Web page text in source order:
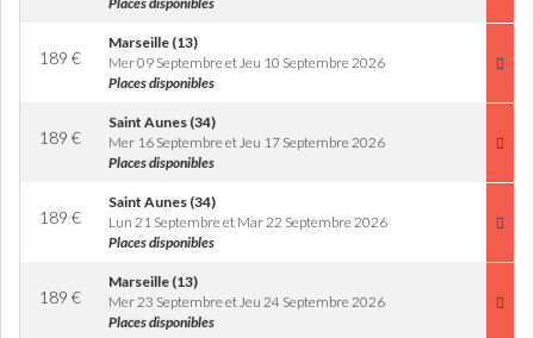
189 €
Marseille (13)
Mer 09 Septembre et Jeu 10 Septembre 2026
Places disponibles
189 €
Saint Aunes (34)
Mer 16 Septembre et Jeu 17 Septembre 2026
Places disponibles
189 €
Saint Aunes (34)
Lun 21 Septembre et Mar 22 Septembre 2026
Places disponibles
189 €
Marseille (13)
Mer 23 Septembre et Jeu 24 Septembre 2026
Places disponibles